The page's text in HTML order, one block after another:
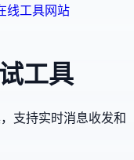
线工具网站
工具
支持实时消息收发和